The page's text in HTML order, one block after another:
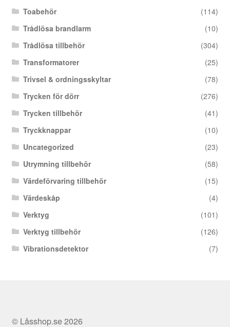
Toabehör
(114)
Trådlösa brandlarm
(10)
Trådlösa tillbehör
(304)
Transformatorer
(25)
Trivsel & ordningsskyltar
(78)
Trycken för dörr
(276)
Trycken tillbehör
(41)
Tryckknappar
(10)
Uncategorized
(23)
Utrymning tillbehör
(58)
Värdeförvaring tillbehör
(15)
Värdeskåp
(4)
Verktyg
(101)
Verktyg tillbehör
(126)
Vibrationsdetektor
(7)
© Låsshop.se 2026